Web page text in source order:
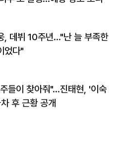
, 데뷔 10주년…"난 늘 부족한
었다"
들이 찾아줘"…진태현, '이숙
후 근황 공개